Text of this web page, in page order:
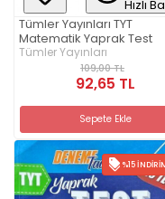
Hızlı
Tümler Yayınları TYT
Matematik Yaprak Test
Tümler Yayınları
109,00 TL
92,65 TL
Sepete Ekle
%15